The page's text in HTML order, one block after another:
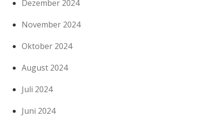
Dezember 2024
November 2024
Oktober 2024
August 2024
Juli 2024
Juni 2024